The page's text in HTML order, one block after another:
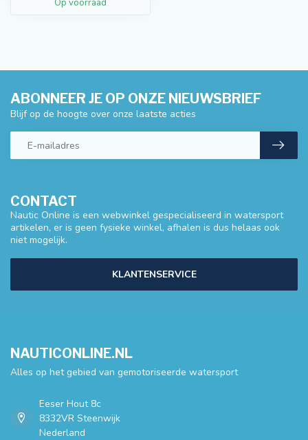
Op voorraad
CONTACT
Nautic Online is een webwinkel gespecialiseerd in watersport
artikelen, er is geen fysieke winkel, afhalen is dus helaas ook
niet mogelijk.
KLANTENSERVICE
ABONNEER JE OP ONZE NIEUWSBRIEF
Blijf op de hoogte over onze laatste acties
NAUTICONLINE.NL
Alles op het gebied van gemotoriseerde watersport
Eeser Hout 8c
8332VR Steenwijk
Nederland